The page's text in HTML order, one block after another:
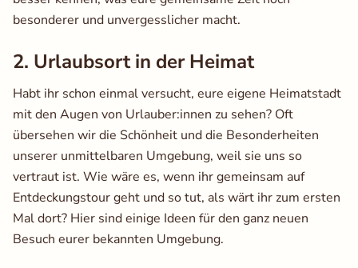
besonderer und unvergesslicher macht.
2. Urlaubsort in der Heimat
Habt ihr schon einmal versucht, eure eigene Heimatstadt
mit den Augen von Urlauber:innen zu sehen? Oft
übersehen wir die Schönheit und die Besonderheiten
unserer unmittelbaren Umgebung, weil sie uns so
vertraut ist. Wie wäre es, wenn ihr gemeinsam auf
Entdeckungstour geht und so tut, als wärt ihr zum ersten
Mal dort? Hier sind einige Ideen für den ganz neuen
Besuch eurer bekannten Umgebung.